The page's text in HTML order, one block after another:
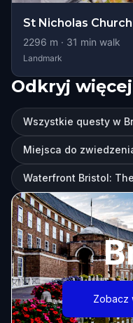
St Nicholas Church
2296 m · 31 min walk
Landmark
Odkryj
Wszystkie questy w
Miejsca do
Waterfront Bristol:
Zobacz